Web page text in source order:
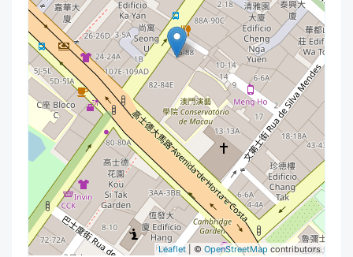
Leaflet | © OpenStreetMap contributors